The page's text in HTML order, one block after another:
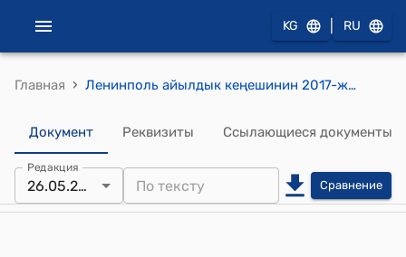
KG RU
Главная › Ленинполь айылдык кеңешинин 2017-жылдын 26-майындагы № 41 "Бакай-Ата айыл өкмөтүнүн тургуну А.Ташыбековдун кайрылуусун кароо жөнүндө"токтому
Документ Реквизиты Ссылающиеся документы
Редакция
26.05.2017 Сравнение